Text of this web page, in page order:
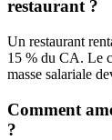
restaurant ?
Un restaurant
15 % du CA. Le
masse salariale
Comment
?